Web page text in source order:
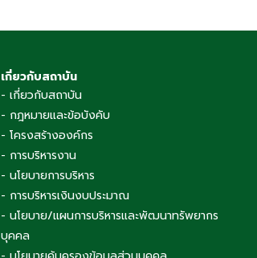
เกี่ยวกับสถาบัน
- เกี่ยวกับสถาบัน
- กฎหมายและข้อบังคับ
- โครงสร้างองค์กร
- การบริหารงาน
- นโยบายการบริหาร
- การบริหารเงินงบประมาณ
- นโยบาย/แผนการบริหารและพัฒนาทรัพยากร
บุคคล